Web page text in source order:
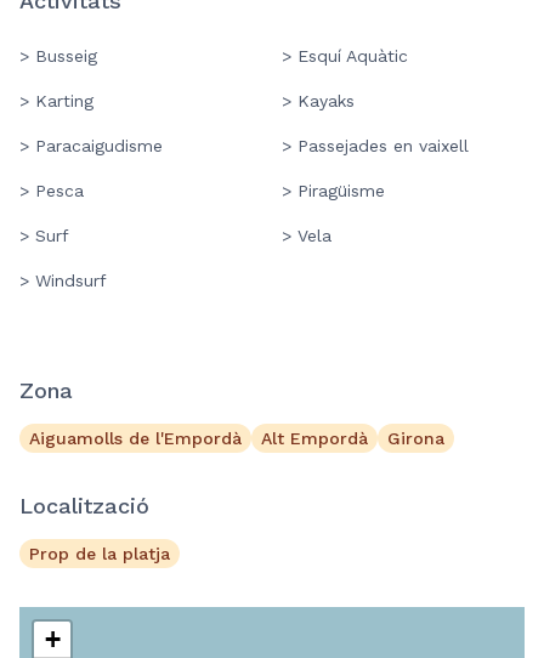
> Busseig > Esquí Aquàtic
> Karting > Kayaks
> Paracaigudisme > Passejades en vaixell
> Pesca > Piragüisme
> Surf > Vela
> Windsurf
Zona
Aiguamolls de l'Empordà Alt Empordà Girona
Localització
Prop de la platja
+